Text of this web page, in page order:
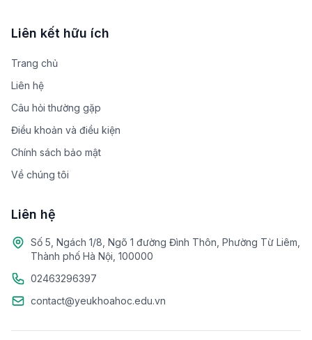
Liên kết hữu ích
Trang chủ
Liên hệ
Câu hỏi thường gặp
Điều khoản và điều kiện
Chính sách bảo mật
Về chúng tôi
Liên hệ
Số 5, Ngách 1/8, Ngõ 1 đường Đình Thôn, Phường Từ Liêm,
Thành phố Hà Nội, 100000
02463296397
contact@yeukhoahoc.edu.vn